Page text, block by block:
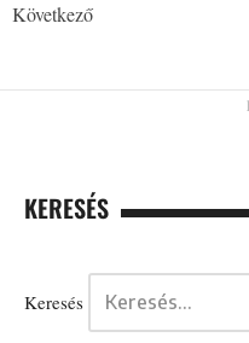
Következő
KERESÉS
Keresés